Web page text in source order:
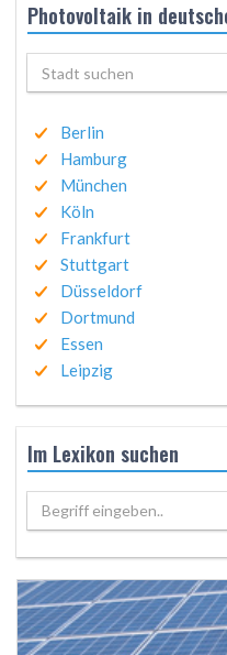
Photovoltaik in
Berlin
Hamburg
München
Köln
Frankfurt
Stuttgart
Düsseldorf
Dortmund
Essen
Leipzig
Im Lexikon suchen
Begriff eingeben..